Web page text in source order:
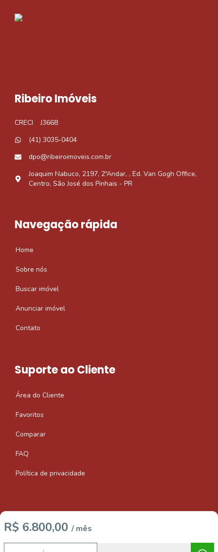
R$ 6.800,00 / mês
Ribeiro Imóveis
CRECI
J3668
(41) 3035-0404
dpo@ribeiroimoveis.com.br
Joaquim Nabuco, 2197, 2ºAndar, , Ed. Van Gogh Office,
Centro, São José dos Pinhais - PR
Navegação rápida
Home
Sobre nós
Buscar imóvel
Anunciar imóvel
Contato
Suporte ao Cliente
Área do Cliente
Favoritos
Comparar
FAQ
Política de privacidade
Imobiliária Certificada:
Selo de Tecnologia Loft